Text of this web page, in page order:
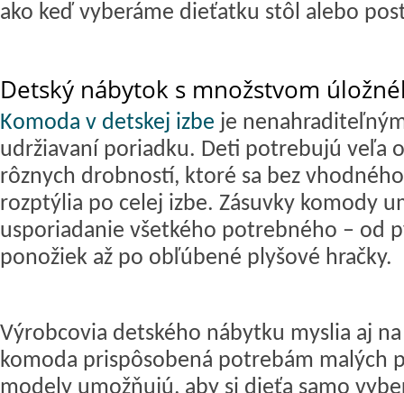
ako keď vyberáme dieťatku stôl alebo
Detský nábytok s množstvom
Komoda v detskej izbe je
udržiavaní poriadku. Deti potrebujú veľa
rôznych drobností, ktoré sa bez
rozptýlia po celej izbe. Zásuvky komody
usporiadanie všetkého potrebného – od
ponožiek až po obľúbené plyšové hračky.
Výrobcovia detského nábytku myslia aj
komoda prispôsobená potrebám malých
modely umožňujú, aby si dieťa samo